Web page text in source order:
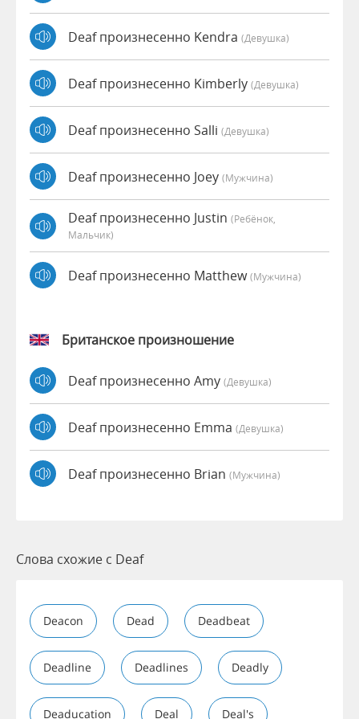
Deaf произнесенно Kendra (девушка)
Deaf произнесенно Kimberly (девушка)
Deaf произнесенно Salli (девушка)
Deaf произнесенно Joey (мужчина)
Deaf произнесенно Justin (Ребёнок,
Мальчик)
Deaf произнесенно Matthew(мужчина)
Британское произношение
Deaf произнесенно Amy (девушка)
Deaf произнесенно Emma (девушка)
Deaf произнесенно Brian (мужчина)
Слова схожие с Deaf
Deacon Dead Deadbeat
Deadline Deadlines Deadly
Deaducation Deal Deal's